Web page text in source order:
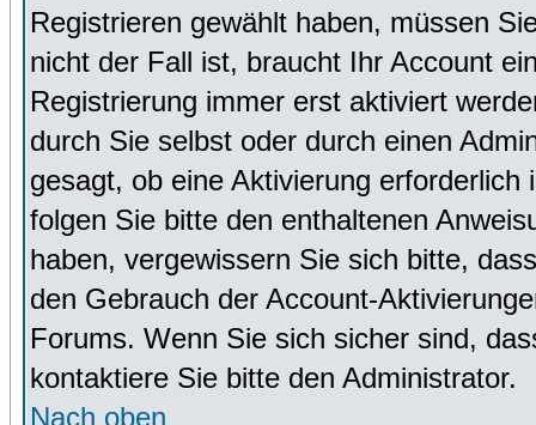
Registrieren gewählt haben, müssen
nicht der Fall ist, braucht Ihr Account
Registrierung immer erst aktiviert
durch Sie selbst oder durch einen
gesagt, ob eine Aktivierung
folgen Sie bitte den enthaltenen
haben, vergewissern Sie sich bitte,
den Gebrauch der Account-
Forums. Wenn Sie sich sicher sind,
kontaktiere Sie bitte den Administrator.
Nach oben